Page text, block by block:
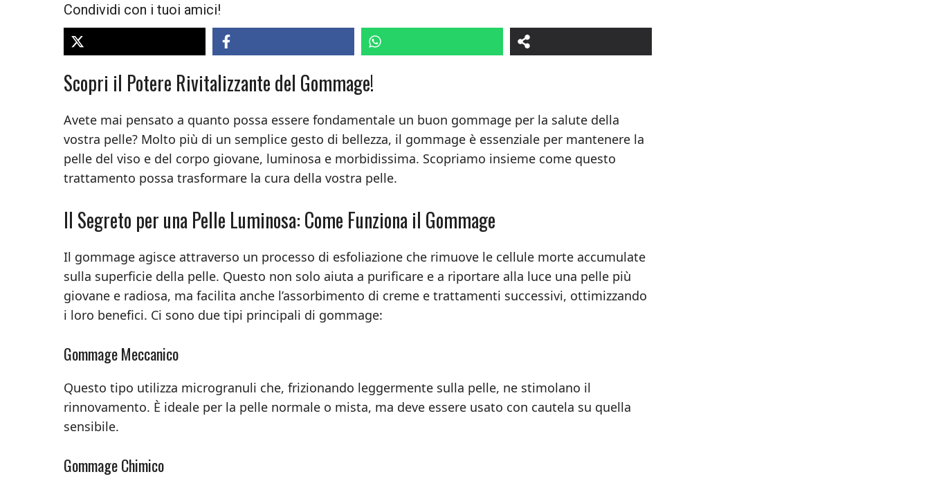
Condividi con i tuoi amici!
Scopri il Potere Rivitalizzante del Gommage!
Avete mai pensato a quanto possa essere fondamentale un buon gommage per la salute della
vostra pelle? Molto più di un semplice gesto di bellezza, il gommage è essenziale per mantenere la
pelle del viso e del corpo giovane, luminosa e morbidissima. Scopriamo insieme come questo
trattamento possa trasformare la cura della vostra pelle.
Il Segreto per una Pelle Luminosa: Come Funziona il Gommage
Il gommage agisce attraverso un processo di esfoliazione che rimuove le cellule morte accumulate
sulla superficie della pelle. Questo non solo aiuta a purificare e a riportare alla luce una pelle più
giovane e radiosa, ma facilita anche l’assorbimento di creme e trattamenti successivi, ottimizzando
i loro benefici. Ci sono due tipi principali di gommage:
Gommage Meccanico
Questo tipo utilizza microgranuli che, frizionando leggermente sulla pelle, ne stimolano il
rinnovamento. È ideale per la pelle normale o mista, ma deve essere usato con cautela su quella
sensibile.
Gommage Chimico